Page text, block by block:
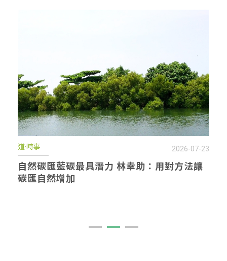
道·時事 2026-07-21
FSC驗證為森林加值 台灣首個生態系服務功
能具現化在南庄